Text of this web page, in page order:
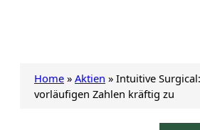
Home » Aktien » Intuitive
vorläufigen Zahlen kräftig zu